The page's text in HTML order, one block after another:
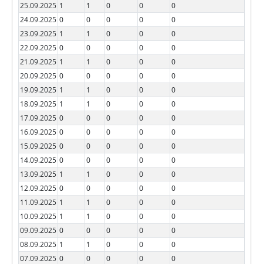
25.09.2025 1 1 0 0
0
24.09.2025 0 0 0 0
0
23.09.2025 1 1 0 0
0
22.09.2025 0 0 0 0
0
21.09.2025 1 1 0 0
0
20.09.2025 0 0 0 0
0
19.09.2025 1 1 0 0
0
18.09.2025 1 1 0 0
0
17.09.2025 0 0 0 0
0
16.09.2025 0 0 0 0
0
15.09.2025 0 0 0 0
0
14.09.2025 0 0 0 0
0
13.09.2025 1 1 0 0
0
12.09.2025 0 0 0 0
0
11.09.2025 1 1 0 0
0
10.09.2025 1 1 0 0
0
09.09.2025 0 0 0 0
0
08.09.2025 1 1 0 0
0
07.09.2025 0 0 0 0
0